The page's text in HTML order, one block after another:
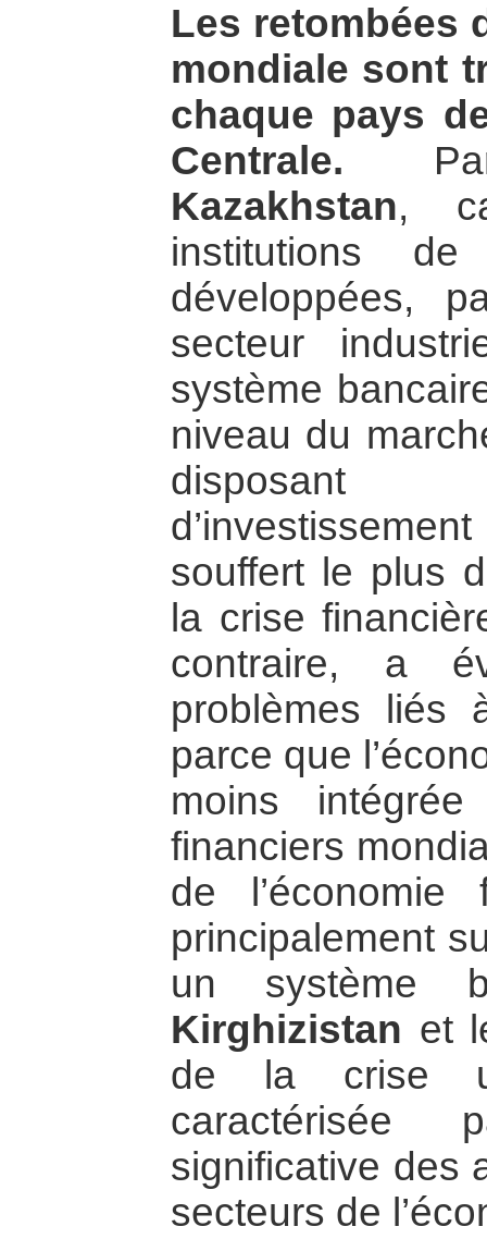
Les retombées
mondiale sont
chaque pays
Centrale.
Kazakhstan,
institutions
développées,
secteur
système
niveau du
disposant
souffert le plus
la crise
contraire, a
problèmes liés
parce que
moins
financiers
de
principalement
un système
Kirghizistan et
de la crise
caractérisée
significative des
secteurs de